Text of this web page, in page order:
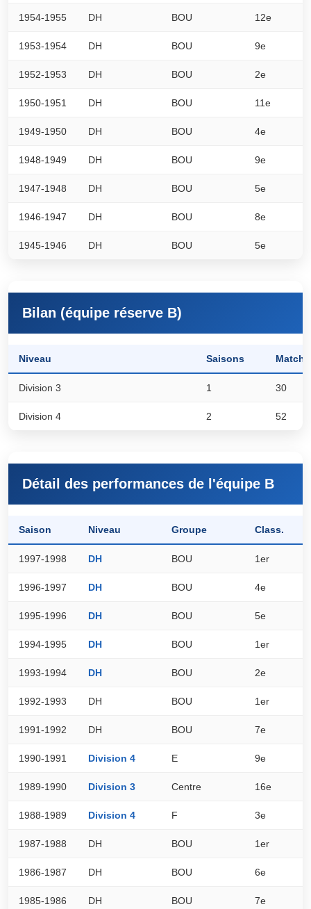
1954-1955 DH BOU 12e
1953-1954 DH BOU 9e
1952-1953 DH BOU 2e
1950-1951 DH BOU 11e
1949-1950 DH BOU 4e
1948-1949 DH BOU 9e
1947-1948 DH BOU 5e
1946-1947 DH BOU 8e
1945-1946 DH BOU 5e
Bilan (équipe réserve B)
Niveau Saisons Matchs
Division 3 1 30
Division 4 2 52
Détail des performances de l'équipe B
Saison Niveau Groupe Class.
1997-1998 DH BOU 1er
1996-1997 DH BOU 4e
1995-1996 DH BOU 5e
1994-1995 DH BOU 1er
1993-1994 DH BOU 2e
1992-1993 DH BOU 1er
1991-1992 DH BOU 7e
1990-1991 Division 4 E 9e
1989-1990 Division 3 Centre 16e
1988-1989 Division 4 F 3e
1987-1988 DH BOU 1er
1986-1987 DH BOU 6e
1985-1986 DH BOU 7e